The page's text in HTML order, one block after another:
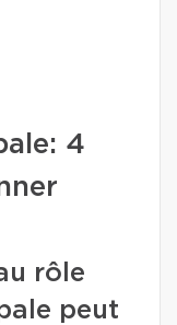
4
rôle
peut